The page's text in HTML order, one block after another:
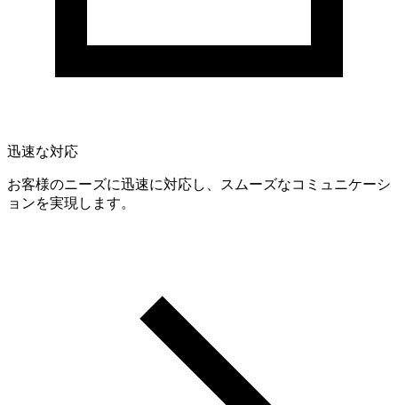
迅速な対応
お客様のニーズに迅速に対応し、スムーズなコミュニケーシ
ョンを実現します。